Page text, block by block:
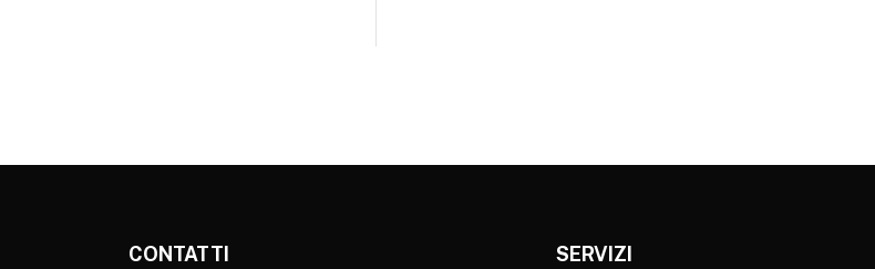
CONTATTI SERVIZI